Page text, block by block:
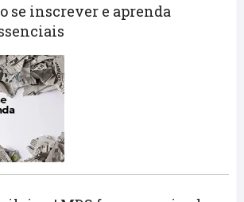
se inscrever e aprenda